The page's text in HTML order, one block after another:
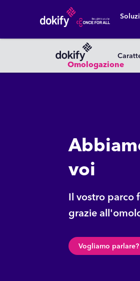
Omologazione
voi
Il vostro parco
grazie
Vogliamo parlare?